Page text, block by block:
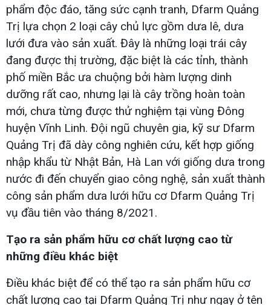
phẩm độc đáo, tăng sức cạnh tranh, Dfarm Quảng
Trị lựa chọn 2 loại cây chủ lực gồm dưa lê, dưa
lưới đưa vào sản xuất. Đây là những loại trái cây
đang được thị trường, đặc biệt là các tỉnh, thành
phố miền Bắc ưa chuộng bởi hàm lượng dinh
dưỡng rất cao, nhưng lại là cây trồng hoàn toàn
mới, chưa từng được thử nghiệm tại vùng Đông
huyện Vĩnh Linh. Đội ngũ chuyên gia, kỹ sư Dfarm
Quảng Trị đã dày công nghiên cứu, kết hợp giống
nhập khẩu từ Nhật Bản, Hà Lan với giống dưa trong
nước đi đến chuyển giao công nghệ, sản xuất thành
công sản phẩm dưa lưới hữu cơ Dfarm Quảng Trị
vụ đầu tiên vào tháng 8/2021.
Tạo ra sản phẩm hữu cơ chất lượng cao từ
những điều khác biệt
Điều khác biệt để có thể tạo ra sản phẩm hữu cơ
chất lượng cao tại Dfarm Quảng Trị như ngay ở tên